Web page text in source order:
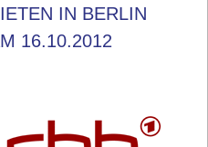
IN BERLIN
16.10.2012